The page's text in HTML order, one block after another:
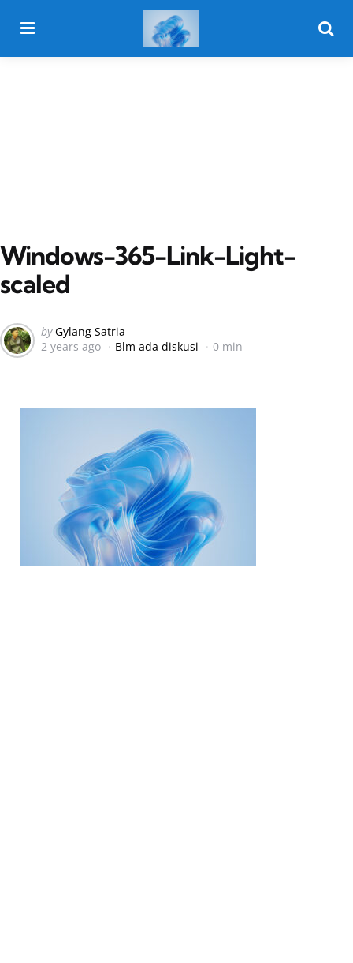
Windows-365-Link-Light-
scaled
Posted
by
by Gylang Satria
2 years ago
Blm ada diskusi 0 min